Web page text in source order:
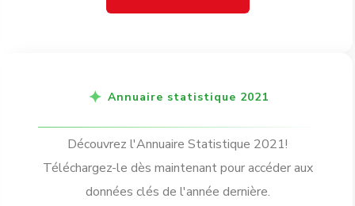
Annuaire statistique 2021
Découvrez l'Annuaire Statistique 2021!
Téléchargez-le dès maintenant pour accéder aux
données clés de l'année dernière.